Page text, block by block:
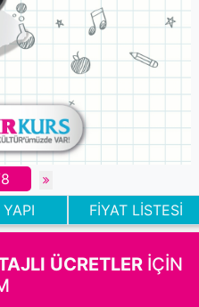
YAPI FİYAT LİSTESİ
ÜCRETLER İÇİN